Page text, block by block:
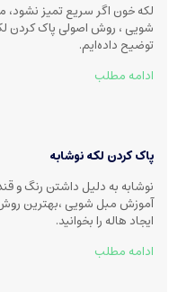
لکه خون اگر سریع تمیز
شویی ، روش اصولی پاک کردن
توضیح داده‌ایم.
ادامه مطلب
پاک کردن لکه نوشابه
نوشابه به دلیل داشتن رنگ و
آموزش مبل شویی ،بهترین روش
ایجاد هاله را بخوانید.
ادامه مطلب